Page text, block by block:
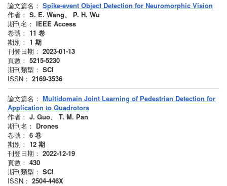
論文篇名： Spike-event Object Detection for Neuromorphic Vision
作者： S. E. Wang、 P. H. Wu
期刊名： IEEE Access
卷號： 11 卷
期別： 1 期
刊登日期： 2023-01-13
頁數： 5215-5230
期刊類型： SCI
ISSN： 2169-3536
論文篇名： Multidomain Joint Learning of Pedestrian Detection for
Application to Quadrotors
作者： J. Guo、 T. M. Pan
期刊名： Drones
卷號： 6 卷
期別： 12 期
刊登日期： 2022-12-19
頁數： 430
期刊類型： SCI
ISSN： 2504-446X